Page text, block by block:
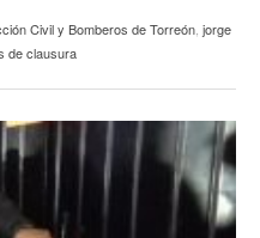
Civil y Bomberos de Torreón jorge
de clausura